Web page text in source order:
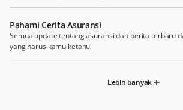
Pahami Cerita Asuransi
Semua update tentang asuransi dan berita terbaru
yang harus kamu ketahui
Lebih banyak